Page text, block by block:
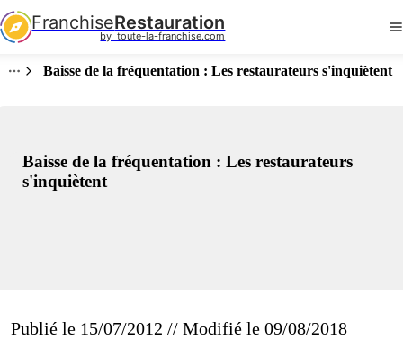
FranchiseRestauration
by  toute-la-franchise.com
Baisse de la fréquentation : Les restaurateurs s'inquiètent
Baisse de la fréquentation : Les restaurateurs
s'inquiètent
Publié le 15/07/2012 // Modifié le 09/08/2018